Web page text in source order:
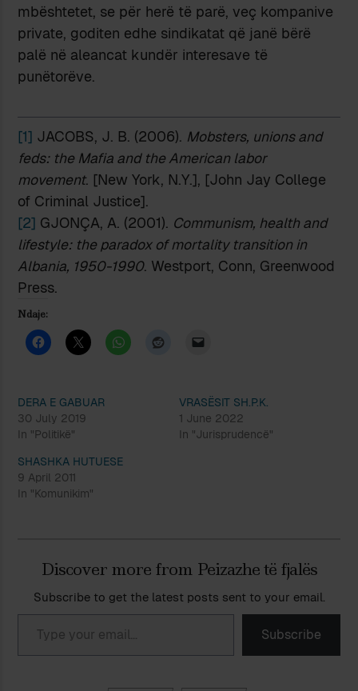
mbështetet, se për herë të parë, veç kompanive
private, goditen edhe sindikatat që janë bërë
palë në aleancat kundër interesave të
punëtorëve.
[1] JACOBS, J. B. (2006). Mobsters, unions and
feds: the Mafia and the American labor
movement. [New York, N.Y.], [John Jay College
of Criminal Justice].
[2] GJONÇA, A. (2001). Communism, health and
lifestyle: the paradox of mortality transition in
Albania, 1950-1990. Westport, Conn, Greenwood
Press.
Ndaje:
DERA E GABUAR
30 July 2019
In "Politikë"
VRASËSIT SH.P.K.
1 June 2022
In "Jurisprudencë"
SHASHKA HUTUESE
9 April 2011
In "Komunikim"
Discover more from Peizazhe të fjalës
Subscribe to get the latest posts sent to your email.
Type your email…
Subscribe